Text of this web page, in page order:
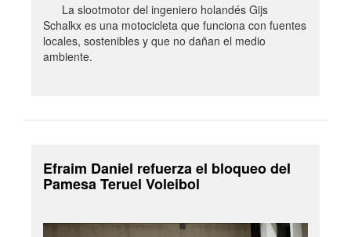
La slootmotor del ingeniero holandés Gijs
Schalkx es una motocicleta que funciona con fuentes
locales, sostenibles y que no dañan el medio
ambiente.
Efraim Daniel refuerza el bloqueo del
Pamesa Teruel Voleibol